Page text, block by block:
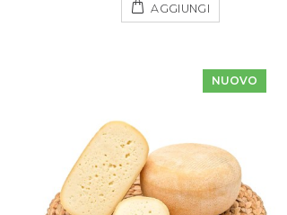
AGGIUNGI
NUOVO
Funghi Porcini Secchi
Zucchine alla
Parmigiana
18,90 €
A partire da: 9,45 €